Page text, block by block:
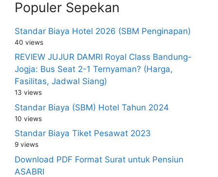
Populer Sepekan
Standar Biaya Hotel 2026 (SBM Penginapan)
40 views
REVIEW JUJUR DAMRI Royal Class Bandung-
Jogja: Bus Seat 2-1 Ternyaman? (Harga,
Fasilitas, Jadwal Siang)
13 views
Standar Biaya (SBM) Hotel Tahun 2024
10 views
Standar Biaya Tiket Pesawat 2023
9 views
Download PDF Format Surat untuk Pensiun
ASABRI